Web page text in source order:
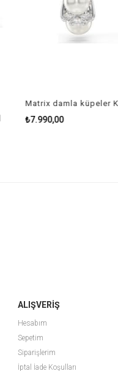
₺7.990,00
ALIŞVERİŞ
Hesabım
Sepetim
Siparişlerim
İptal İade Koşulları